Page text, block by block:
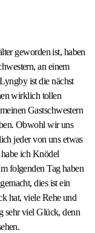
geworden ist, haben
an einem
ist die nächst
wirklich tollen
Gastschwestern
Obwohl wir uns
jeder von uns etwas
ich Knödel
folgenden Tag haben
dies ist ein
hat, viele Rehe und
sehr viel Glück, denn